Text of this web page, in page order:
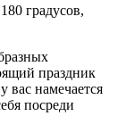
градусов,
праздник
вас намечается
посреди